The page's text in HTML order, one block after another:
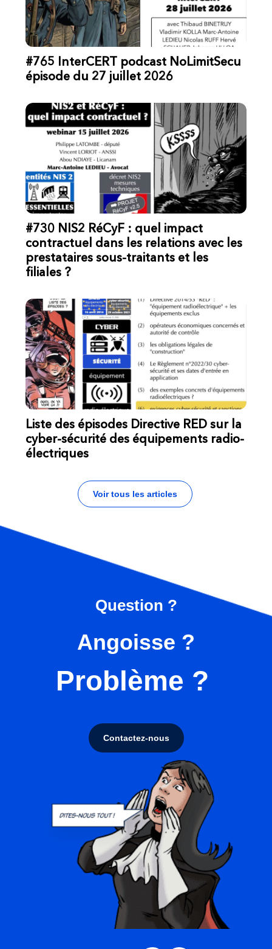
#765 InterCERT podcast NoLimitSecu
épisode du 27 juillet 2026
#730 NIS2 RéCyF : quel impact
contractuel dans les relations avec les
prestataires sous-traitants et les
filiales ?
Liste des épisodes Directive RED sur la
cyber-sécurité des équipements radio-
électriques
Voir tous les articles
Question ?
Angoisse ?
Problème ?
Contactez-nous